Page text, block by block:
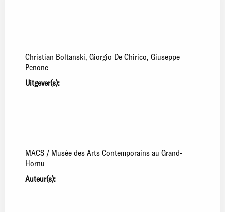
Christian Boltanski Giorgio De Chirico Giuseppe
Penone
Uitgever(s):
MACS / Musée des Arts Contemporains au Grand-
Hornu
Auteur(s):